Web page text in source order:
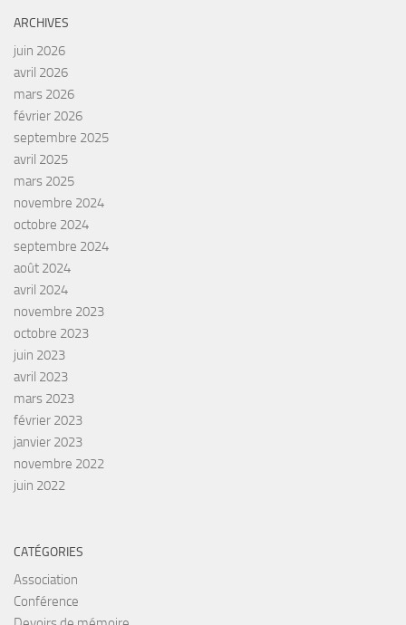
ARCHIVES
juin 2026
avril 2026
mars 2026
février 2026
septembre 2025
avril 2025
mars 2025
novembre 2024
octobre 2024
septembre 2024
août 2024
avril 2024
novembre 2023
octobre 2023
juin 2023
avril 2023
mars 2023
février 2023
janvier 2023
novembre 2022
juin 2022
CATÉGORIES
Association
Conférence